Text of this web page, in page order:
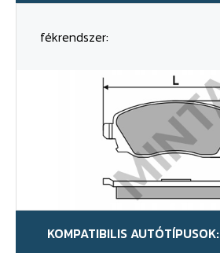
fékrendszer:
KOMPATIBILIS AUTÓTÍPUSOK: